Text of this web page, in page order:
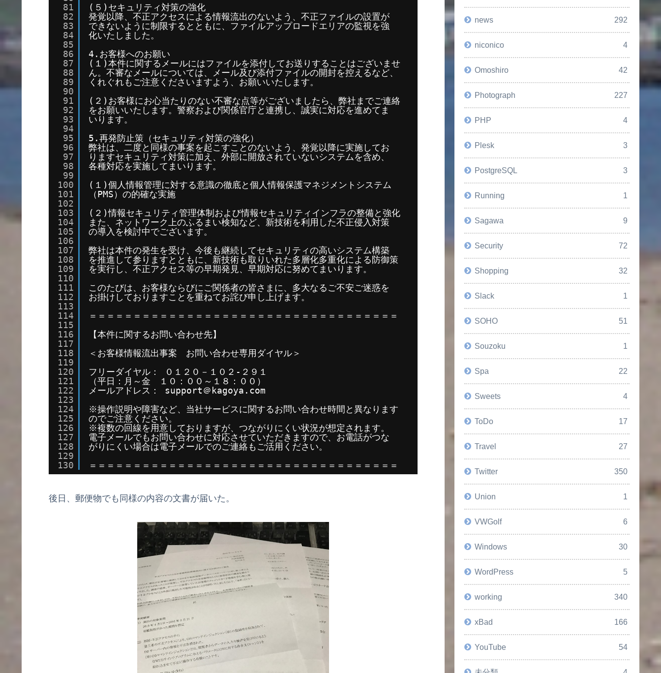
81
82
83
84
85
86
87
88
89
90
91
92
93
94
95
96
97
98
99
100
101
102
103
104
105
106
107
108
109
110
111
112
113
114
115
116
117
118
119
120
121
122
123
124
125
126
127
128
129
130
(５)セキュリティ対策の強化
発覚以降、不正アクセスによる情報流出のないよう、不正ファイルの設置が
できないように制限するとともに、ファイルアップロードエリアの監視を強
化いたしました。
4.お客様へのお願い
(１)本件に関するメールにはファイルを添付してお送りすることはございませ
ん。不審なメールについては、メール及び添付ファイルの開封を控えるなど、
くれぐれもご注意くださいますよう、お願いいたします。
(２)お客様にお心当たりのない不審な点等がございましたら、弊社までご連絡
をお願いいたします。警察および関係官庁と連携し、誠実に対応を進めてま
いります。
5.再発防止策（セキュリティ対策の強化）
弊社は、二度と同様の事案を起こすことのないよう、発覚以降に実施してお
りますセキュリティ対策に加え、外部に開放されていないシステムを含め、
各種対応を実施してまいります。
(１)個人情報管理に対する意識の徹底と個人情報保護マネジメントシステム
（PMS）の的確な実施
(２)情報セキュリティ管理体制および情報セキュリティインフラの整備と強化
また、ネットワーク上のふるまい検知など、新技術を利用した不正侵入対策
の導入を検討中でございます。
弊社は本件の発生を受け、今後も継続してセキュリティの高いシステム構築
を推進して参りますとともに、新技術も取りいれた多層化多重化による防御策
を実行し、不正アクセス等の早期発見、早期対応に努めてまいります。
このたびは、お客様ならびにご関係者の皆さまに、多大なるご不安ご迷惑を
お掛けしておりますことを重ねてお詫び申し上げます。
＝＝＝＝＝＝＝＝＝＝＝＝＝＝＝＝＝＝＝＝＝＝＝＝＝＝＝＝＝＝＝＝＝＝＝
【本件に関するお問い合わせ先】
＜お客様情報流出事案　お問い合わせ専用ダイヤル＞
フリーダイヤル： ０１２０－１０２-２９１
（平日：月～金　１０：００～１８：００）
メールアドレス： support＠kagoya.com
※操作説明や障害など、当社サービスに関するお問い合わせ時間と異なります
のでご注意ください。
※複数の回線を用意しておりますが、つながりにくい状況が想定されます。
電子メールでもお問い合わせに対応させていただきますので、お電話がつな
がりにくい場合は電子メールでのご連絡もご活用ください。
＝＝＝＝＝＝＝＝＝＝＝＝＝＝＝＝＝＝＝＝＝＝＝＝＝＝＝＝＝＝＝＝＝＝＝
後日、郵便物でも同様の内容の文書が届いた。
news 292
niconico 4
Omoshiro 42
Photograph 227
PHP 4
Plesk 3
PostgreSQL 3
Running 1
Sagawa 9
Security 72
Shopping 32
Slack 1
SOHO 51
Souzoku 1
Spa 22
Sweets 4
ToDo 17
Travel 27
Twitter 350
Union 1
VWGolf 6
Windows 30
WordPress 5
working 340
xBad 166
YouTube 54